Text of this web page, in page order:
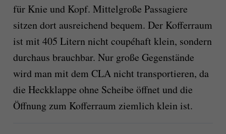
für Knie und Kopf. Mittelgroße Passagiere
sitzen dort ausreichend bequem. Der Kofferraum
ist mit 405 Litern nicht coupéhaft klein, sondern
durchaus brauchbar. Nur große Gegenstände
wird man mit dem CLA nicht transportieren, da
die Heckklappe ohne Scheibe öffnet und die
Öffnung zum Kofferraum ziemlich klein ist.